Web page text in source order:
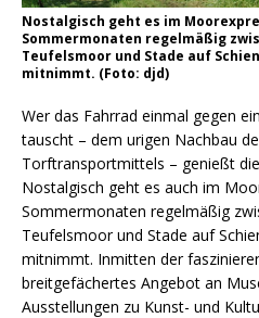
Nostalgisch geht es im
Sommermonaten regelmäßig
Teufelsmoor und Stade auf
mitnimmt. (Foto: djd)
Wer das Fahrrad einmal gegen
tauscht – dem urigen Nachbau
Torftransportmittels – genießt
Nostalgisch geht es auch im
Sommermonaten regelmäßig
Teufelsmoor und Stade auf
mitnimmt. Inmitten der
breitgefächertes Angebot an
Ausstellungen zu Kunst- und